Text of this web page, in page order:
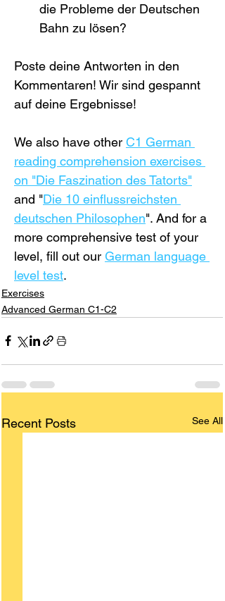
die Probleme der Deutschen
Bahn zu lösen?
Poste deine Antworten in den
Kommentaren! Wir sind gespannt
auf deine Ergebnisse!
We also have other C1 German
reading comprehension exercises
on "Die Faszination des Tatorts"
and "Die 10 einflussreichsten
deutschen Philosophen". And for a
more comprehensive test of your
level, fill out our German language
level test.
Exercises
Advanced German C1-C2
Recent Posts See All